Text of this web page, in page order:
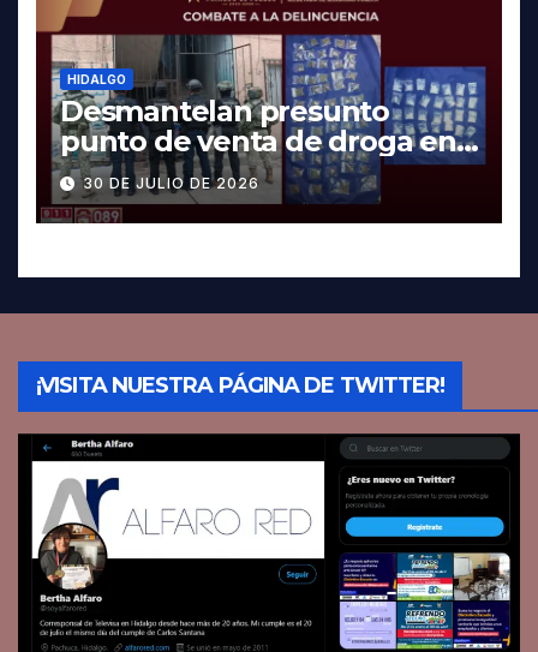
HIDALGO
Desmantelan presunto
punto de venta de droga en
Pachuca; hay dos detenidos
30 DE JULIO DE 2026
¡VISITA NUESTRA PÁGINA DE TWITTER!